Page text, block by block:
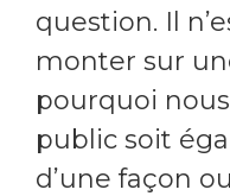
question. Il
monter sur
pourquoi
public soit
d’une façon